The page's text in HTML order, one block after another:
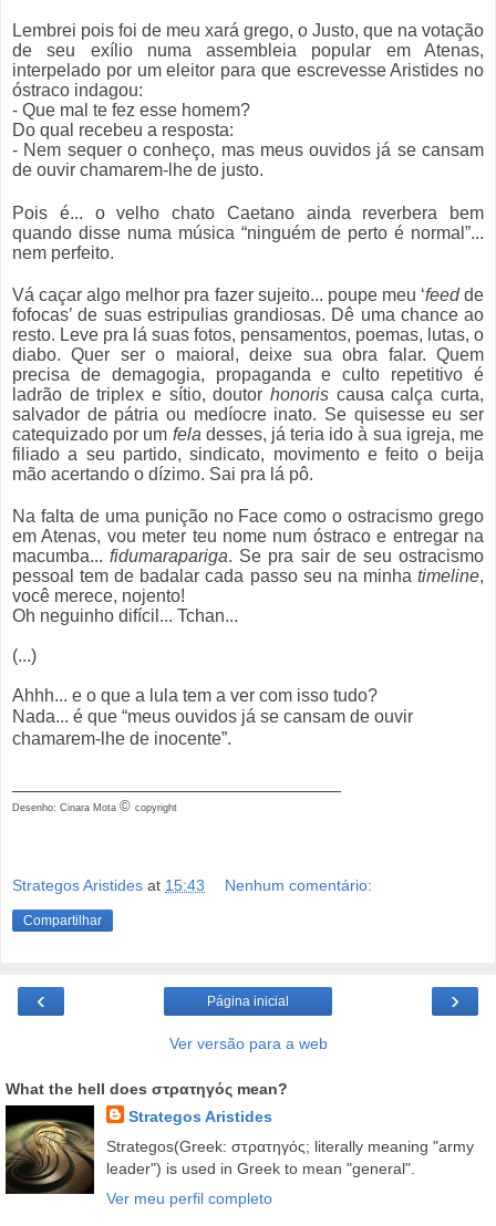
Lembrei pois foi de meu xará grego, o Justo, que na votação
de seu exílio numa assembleia popular em Atenas,
interpelado por um eleitor para que escrevesse Aristides no
óstraco indagou:
- Que mal te fez esse homem?
Do qual recebeu a resposta:
- Nem sequer o conheço, mas meus ouvidos já se cansam
de ouvir chamarem-lhe de justo.
Pois é... o velho chato Caetano ainda reverbera bem
quando disse numa música “ninguém de perto é normal”...
nem perfeito.
Vá caçar algo melhor pra fazer sujeito... poupe meu ‘feedde
fofocas’ de suas estripulias grandiosas. Dê uma chance ao
resto. Leve pra lá suas fotos, pensamentos, poemas, lutas, o
diabo. Quer ser o maioral, deixe sua obra falar. Quem
precisa de demagogia, propaganda e culto repetitivo é
ladrão de triplex e sítio, doutor honoris causa calça curta,
salvador de pátria ou medíocre inato. Se quisesse eu ser
catequizado por um fela desses, já teria ido à sua igreja, me
filiado a seu partido, sindicato, movimento e feito o beija
mão acertando o dízimo. Sai pra lá pô.
Na falta de uma punição no Face como o ostracismo grego
em Atenas, vou meter teu nome num óstraco e entregar na
macumba...fidumarapariga. Se pra sair de seu ostracismo
pessoal tem de badalar cada passo seu na minha timeline,
você merece, nojento!
Oh neguinho difícil... Tchan...
(...)
Ahhh... e o que a lula tem a ver com isso tudo?
Nada... é que “meus ouvidos já se cansam de ouvir
chamarem-lhe de inocente”.
Desenho: Cinara Mota © copyright
Strategos Aristides at 15:43 Nenhum comentário:
Compartilhar
‹ ›
Página inicial
Ver versão para a web
What the hell does στρατηγός mean?
Strategos Aristides
Strategos(Greek: στρατηγός; literally meaning "army
leader") is used in Greek to mean "general".
Ver meu perfil completo